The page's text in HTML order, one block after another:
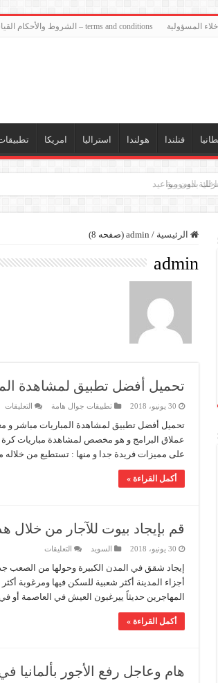
terms and conditions – الشروط والأحكام القياسية للموقع
فنلندا هولندا استراليا امريكا
السورية
الرئيسية / admin (صفحه 8)
admin
تحميل أفضل تطبيق لمشاهدة
30 يونيو، 2018 تطبيقات جوال هامة التعليقات
تحميل أفضل تطبيق لمشاهدة المباريات مباشر و
عملاق البرامج و هو مخصص لمشاهدة مباريات كرة
على مميزات فريدة جدا و منها : تستطيع من خلاله
أكمل القراءة »
قم بإيجاد بيوت للآجار من خلال
30 يونيو، 2018 السويد التعليقات
بإيجاد
بيوت
للآجار
من
خلال
إيجاد شقق في المدن الكبيرة وحولها من الصعب
أجزاء المدينة أكثر شعبية للسكن فيها ومرغوبة
المهاجرين حديثاً ييرغبون العيش في العاصمة أو
أكمل القراءة »
هام وعاجل رفع الأجور بألمانيا